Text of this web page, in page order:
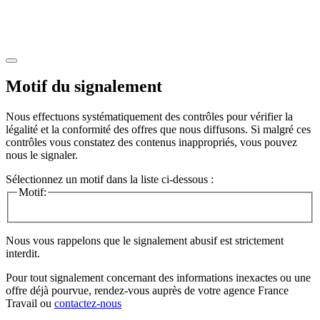
Motif du signalement
Nous effectuons systématiquement des contrôles pour vérifier la
légalité et la conformité des offres que nous diffusons. Si malgré ces
contrôles vous constatez des contenus inappropriés, vous pouvez
nous le signaler.
Sélectionnez un motif dans la liste ci-dessous :
Motif:
Nous vous rappelons que le signalement abusif est strictement
interdit.
Pour tout signalement concernant des informations inexactes ou une
offre déjà pourvue, rendez-vous auprès de votre agence France
Travail ou contactez-nous